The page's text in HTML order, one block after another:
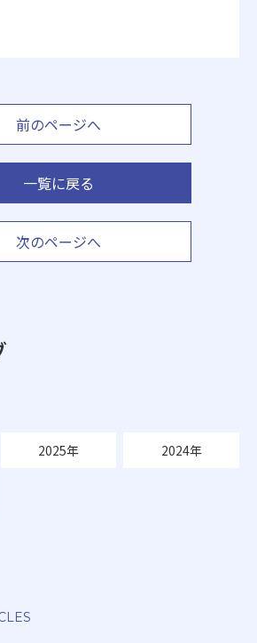
前のページへ
一覧に戻る
次のページへ
2025年 2024年